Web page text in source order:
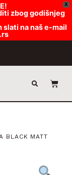
X
zbog godišnjeg
slati na naš e-mail
BLACK MATT